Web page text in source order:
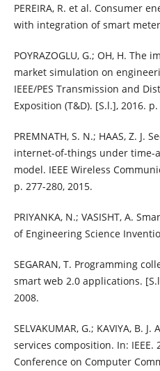
PEREIRA, R. et al. Consumer
with integration of smart
POYRAZOGLU, G.; OH, H. The
market simulation on
IEEE/PES Transmission and
Exposition (T&D). [S.l.], 2016. p.
PREMNATH, S. N.; HAAS, Z. J.
internet-of-things under time-
model. IEEE Wireless
p. 277-280, 2015.
PRIYANKA, N.; VASISHT, A.
of Engineering Science
SEGARAN, T. Programming
smart web 2.0 applications.
2008.
SELVAKUMAR, G.; KAVIYA, B.
services composition. In:
Conference on Computer